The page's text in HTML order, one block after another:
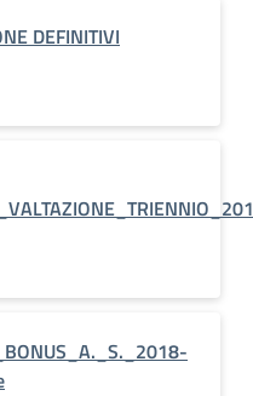
DEFINITIVI